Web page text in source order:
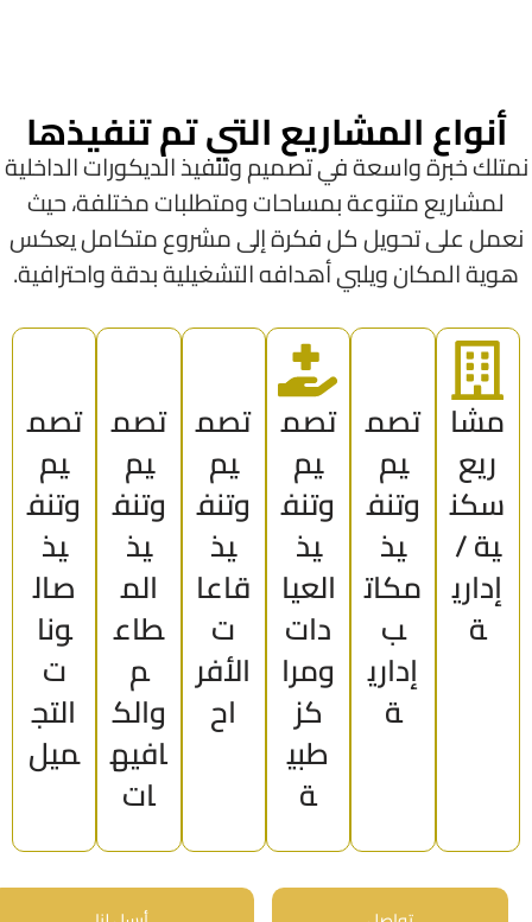
أنواع المشاريع التي تم تنفيذها
خبرة واسعة في تصميم وتنفيذ الديكورات الداخلية
لمشاريع متنوعة بمساحات ومتطلبات مختلفة، حيث
على تحويل كل فكرة إلى مشروع متكامل يعكس
هوية المكان ويلبي أهدافه التشغيلية بدقة واحترافية.
مشا
ريع
سكن
ية /
إداري
ة
تصم
يم
وتنف
يذ
مكات
ب
إداري
ة
تصم
يم
وتنف
يذ
العيا
دات
ومرا
كز
طبي
ة
تصم
يم
وتنف
يذ
قاعا
ت
الأفر
اح
تصم
يم
وتنف
يذ
الم
طاع
م
والك
افيه
ات
تصم
يم
وتنف
يذ
صال
ونا
ت
التج
ميل